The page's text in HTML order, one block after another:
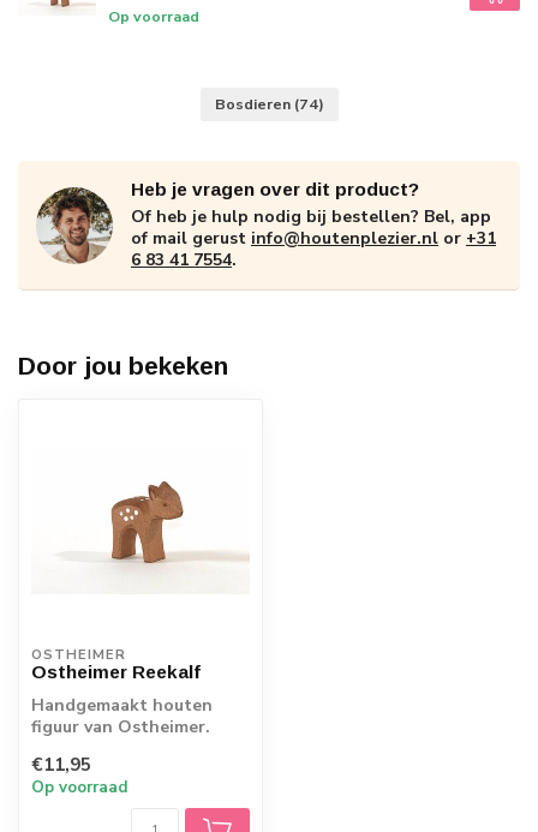
Op voorraad
Bosdieren (74)
Heb je vragen over dit product?
Of heb je hulp nodig bij bestellen? Bel, app
of mail gerust info@houtenplezier.nl or +31
6 83 41 7554.
Door jou bekeken
OSTHEIMER
Ostheimer Reekalf
Handgemaakt houten
figuur van Ostheimer.
€11,95
Op voorraad